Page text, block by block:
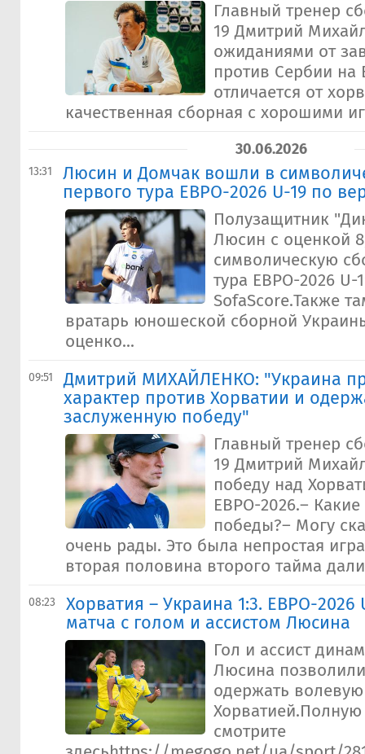
Главный тренер
19 Дмитрий
ожиданиями от
против Сербии на
отличается от
качественная сборная с хорошими
30.06.2026
13:31
Люсин и Домчак вошли в
первого тура ЕВРО-2026 U-19 по
Полузащитник
Люсин с оценкой
символическую
тура ЕВРО-2026 U-
SofaScore.Также
вратарь юношеской сборной
оценко...
09:51
Дмитрий МИХАЙЛЕНКО: "Украина
характер против Хорватии и
заслуженную победу"
Главный тренер
19 Дмитрий
победу над
ЕВРО-2026.–
победы?– Могу
очень рады. Это была непростая
вторая половина второго тайма
08:23
Хорватия – Украина 1:3. ЕВРО-2026
матча с голом и ассистом Люсина
Гол и ассист
Люсина
одержать
смотрите